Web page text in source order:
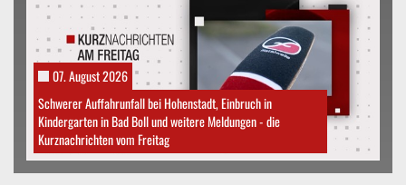
07. August 2026
Schwerer Auffahrunfall bei Hohenstadt, Einbruch in
Kindergarten in Bad Boll und weitere Meldungen - die
Kurznachrichten vom Freitag